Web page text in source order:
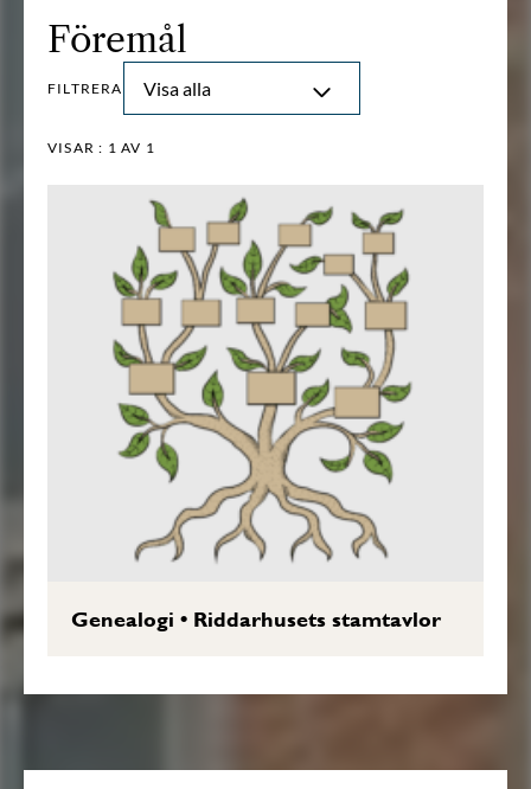
Föremål
FILTRERA Visa alla
VISAR : 1 AV 1
Genealogi • Riddarhusets stamtavlor